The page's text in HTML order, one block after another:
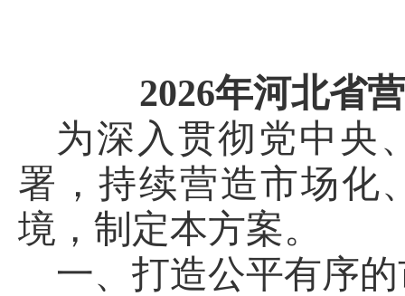
2026年河北省
为深入贯彻党中央
署，持续营造市场化
境，制定本方案。
一、打造公平有序